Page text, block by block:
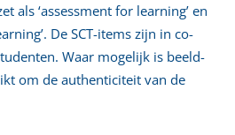
als ‘assessment for learning’ en
De SCT-items zijn in co-
Waar mogelijk is beeld-
om de authenticiteit van de